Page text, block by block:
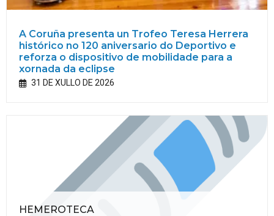
A Coruña presenta un Trofeo Teresa Herrera
histórico no 120 aniversario do Deportivo e
reforza o dispositivo de mobilidade para a
xornada da eclipse
31 DE XULLO DE 2026
HEMEROTECA